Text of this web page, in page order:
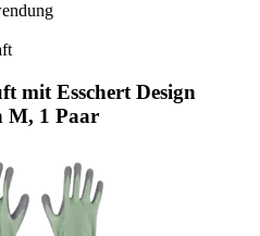
mit Esschert Design
M, 1 Paar